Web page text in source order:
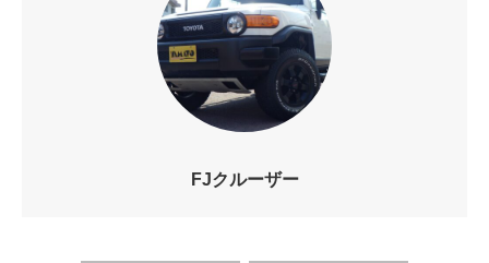
FJクルーザー